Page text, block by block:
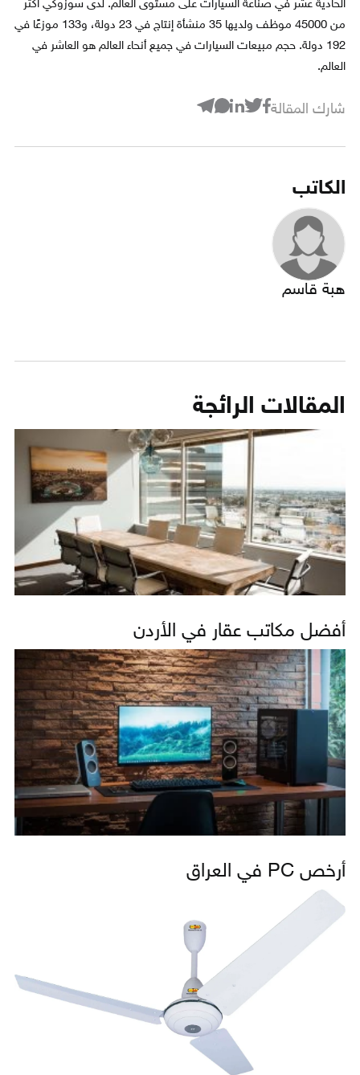
الحادية عشر في صناعة السيارات على مستوى العالم. لدى سوزوكي أكثر
من 45000 موظف ولديها 35 منشأة إنتاج في 23 دولة، و133 موزعًا في
192 دولة. حجم مبيعات السيارات في جميع أنحاء العالم هو العاشر في
العالم.
شارك المقالة
الكاتب
هبة قاسم
المقالات الرائجة
أفضل مكاتب عقار في الأردن
أرخص PC في العراق